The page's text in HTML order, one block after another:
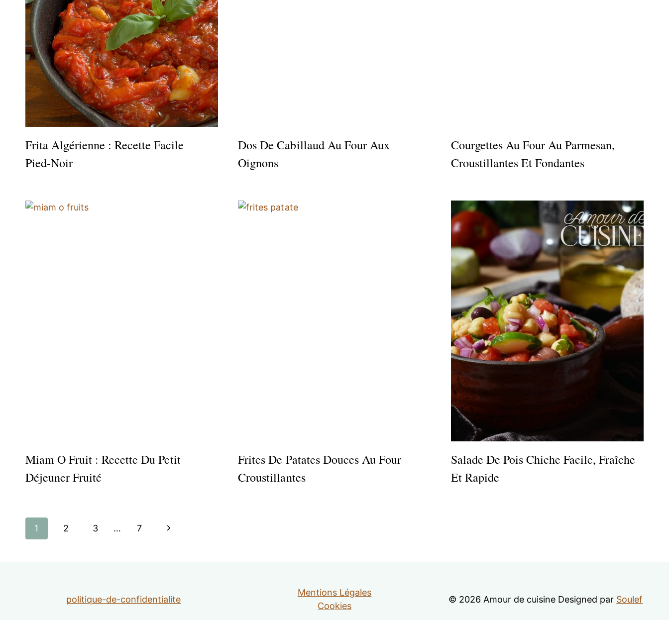
Frita Algérienne : Recette Facile
Pied‑noir
Dos De Cabillaud Au Four Aux
Oignons
Courgettes Au Four Au Parmesan,
Croustillantes Et Fondantes
Miam O Fruit : Recette Du Petit
Déjeuner Fruité
Frites De Patates Douces Au Four
Croustillantes
Salade De Pois Chiche Facile, Fraîche
Et Rapide
Navigation
1 2 3 … 7
Page
politique-de-confidentialite
Mentions Légales
Cookies
© 2026 Amour de cuisine Designed par Soulef